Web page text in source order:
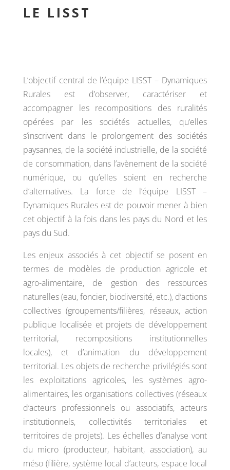
LE LISST
L’objectif central de l’équipe LISST – Dynamiques
Rurales est d’observer, caractériser et
accompagner les recompositions des ruralités
opérées par les sociétés actuelles, qu’elles
s’inscrivent dans le prolongement des sociétés
paysannes, de la société industrielle, de la société
de consommation, dans l’avènement de la société
numérique, ou qu’elles soient en recherche
d’alternatives. La force de l’équipe LISST –
Dynamiques Rurales est de pouvoir mener à bien
cet objectif à la fois dans les pays du Nord et les
pays du Sud.
Les enjeux associés à cet objectif se posent en
termes de modèles de production agricole et
agro-alimentaire, de gestion des ressources
naturelles (eau, foncier, biodiversité, etc.), d’actions
collectives (groupements/filières, réseaux, action
publique localisée et projets de développement
territorial, recompositions institutionnelles
locales), et d’animation du développement
territorial. Les objets de recherche privilégiés sont
les exploitations agricoles, les systèmes agro-
alimentaires, les organisations collectives (réseaux
d’acteurs professionnels ou associatifs, acteurs
institutionnels, collectivités territoriales et
territoires de projets). Les échelles d’analyse vont
du micro (producteur, habitant, association), au
méso (filière, système local d’acteurs, espace local